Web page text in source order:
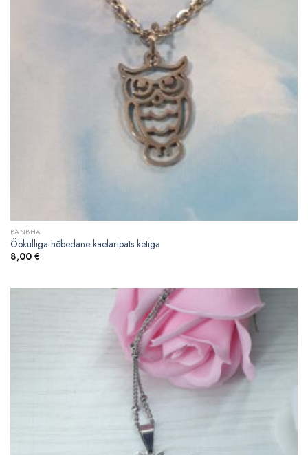
BANBHA
Öökulliga hõbedane kaelaripats ketiga
8,00 €